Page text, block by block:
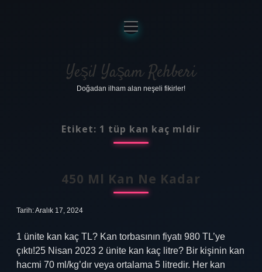
Anasayfa
Gizlilik Politikası
Yasal Uyarı
menüyü
aç
Yeşil Yaşam Rehberi
Doğadan ilham alan neşeli fikirler!
Etiket: 1 tüp kan kaç mldir
450 Ml Kan Ne Kadar
Tarih: Aralık 17, 2024
1 ünite kan kaç TL? Kan torbasının fiyatı 980 TL’ye
çıktı!25 Nisan 2023 2 ünite kan kaç litre? Bir kişinin kan
hacmi 70 ml/kg’dır veya ortalama 5 litredir. Her kan